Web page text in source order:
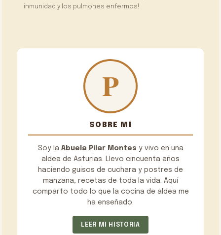
inmunidad y los pulmones enfermos!
SOBRE MÍ
Soy la Abuela Pilar Montes y vivo en una
aldea de Asturias. Llevo cincuenta años
haciendo guisos de cuchara y postres de
manzana, recetas de toda la vida. Aquí
comparto todo lo que la cocina de aldea me
ha enseñado.
LEER MI HISTORIA